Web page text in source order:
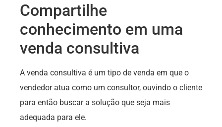
Compartilhe
conhecimento em uma
venda consultiva
A venda consultiva é um tipo de venda em que o
vendedor atua como um consultor, ouvindo o cliente
para então buscar a solução que seja mais
adequada para ele.